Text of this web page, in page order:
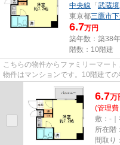
中央線 「 武蔵境
東京都三鷹市
6.7万円
築年数：築38
階数：10階建
こちらの物件からファミリーマー
物件はマンションです。10階建て
す。三鷹市より総武線三鷹周辺...
6.7万
(管理
敷：-
所在階
間取り